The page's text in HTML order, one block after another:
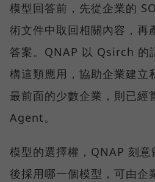
模型回答前，先從企業的
術文件中取回相關內容，再
答案。QNAP 以 Qsirch 的
構這類應用，協助企業建立
最前面的少數企業，則已經
Agent。
模型的選擇權，QNAP 刻
後採用哪一個模型，可由企